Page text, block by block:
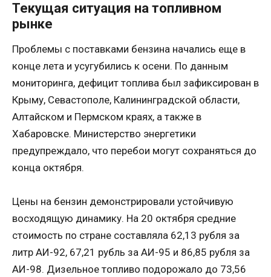
Текущая ситуация на топливном
рынке
Проблемы с поставками бензина начались еще в
конце лета и усугубились к осени. По данным
мониторинга, дефицит топлива был зафиксирован в
Крыму, Севастополе, Калининградской области,
Алтайском и Пермском краях, а также в
Хабаровске. Министерство энергетики
предупреждало, что перебои могут сохраняться до
конца октября.
Цены на бензин демонстрировали устойчивую
восходящую динамику. На 20 октября средние
стоимость по стране составляла 62,13 рубля за
литр АИ-92, 67,21 рубль за АИ-95 и 86,85 рубля за
АИ-98. Дизельное топливо подорожало до 73,56